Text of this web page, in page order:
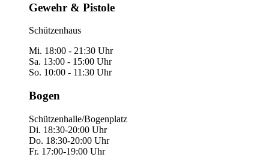
Gewehr & Pistole
Schützenhaus
Mi. 18:00 - 21:30 Uhr
Sa. 13:00 - 15:00 Uhr
So. 10:00 - 11:30 Uhr
Bogen
Schützenhalle/Bogenplatz
Di. 18:30-20:00 Uhr
Do. 18:30-20:00 Uhr
Fr. 17:00-19:00 Uhr